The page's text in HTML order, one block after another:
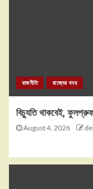
রাজনীতি রাজ্যের খবর
বিচ্যুতি থাকবেই, ফুলপ্রুফ
August 4, 2026